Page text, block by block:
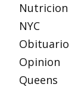
Nutricion
NYC
Obituario
Opinion
Queens